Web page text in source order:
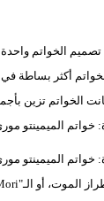
تصميم الخواتم
أكثر بساطة
تزين بأجمل
الميمينتو
الميمينتو